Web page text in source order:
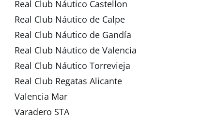
Real Club Náutico Castellon
Real Club Náutico de Calpe
Real Club Náutico de Gandía
Real Club Náutico de Valencia
Real Club Náutico Torrevieja
Real Club Regatas Alicante
Valencia Mar
Varadero STA